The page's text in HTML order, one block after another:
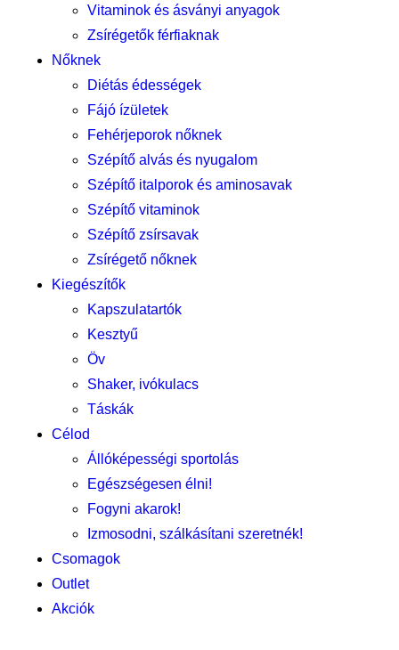
Vitaminok és ásványi anyagok
Zsírégetők férfiaknak
Nőknek
Diétás édességek
Fájó ízületek
Fehérjeporok nőknek
Szépítő alvás és nyugalom
Szépítő italporok és aminosavak
Szépítő vitaminok
Szépítő zsírsavak
Zsírégető nőknek
Kiegészítők
Kapszulatartók
Kesztyű
Öv
Shaker, ivókulacs
Táskák
Célod
Állóképességi sportolás
Egészségesen élni!
Fogyni akarok!
Izmosodni, szálkásítani szeretnék!
Csomagok
Outlet
Akciók